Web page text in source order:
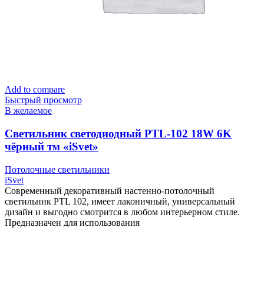
Add to compare
Быстрый просмотр
В желаемое
Cветильник светодиодный PTL-102 18W 6K
чёрный тм «iSvet»
Потолочные светильники
iSvet
Современный декоративный настенно-потолочный
светильник PTL 102, имеет лаконичный, универсальный
дизайн и выгодно смотрится в любом интерьерном стиле.
Предназначен для использования